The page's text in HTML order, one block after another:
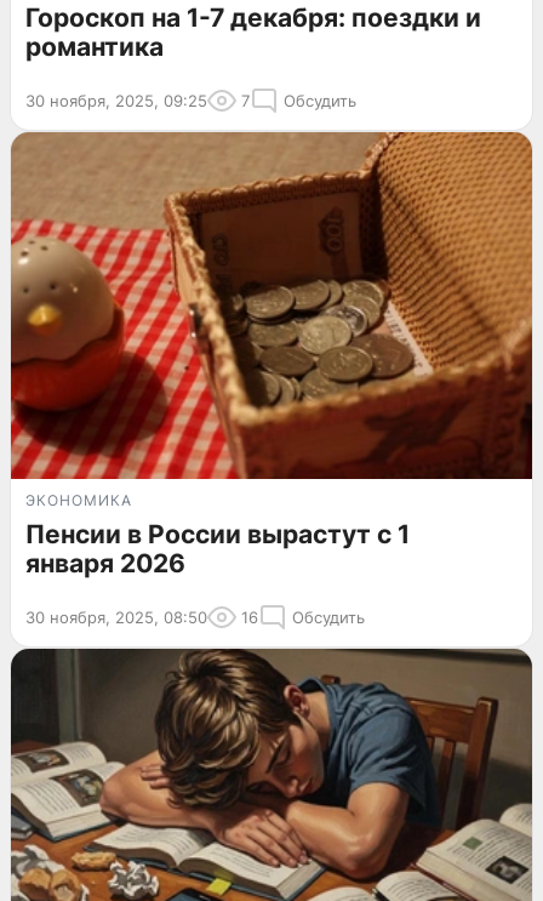
Гороскоп на 1-7 декабря: поездки и
романтика
30 ноября, 2025, 09:25 7 Обсудить
ЭКОНОМИКА
Пенсии в России вырастут с 1
января 2026
30 ноября, 2025, 08:50 16 Обсудить